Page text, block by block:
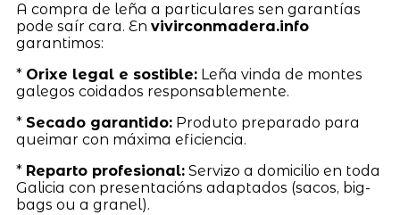
A compra de leña a particulares sen garantías
pode saír cara. En vivirconmadera.info
garantimos:
* Orixe legal e sostible:Leña vinda de montes
galegos coidados responsablemente.
* Secado garantido:Produto preparado para
queimar con máxima eficiencia.
* Reparto profesional:Servizo a domicilio en toda
Galicia con presentacións adaptados (sacos, big-
bags ou a granel).